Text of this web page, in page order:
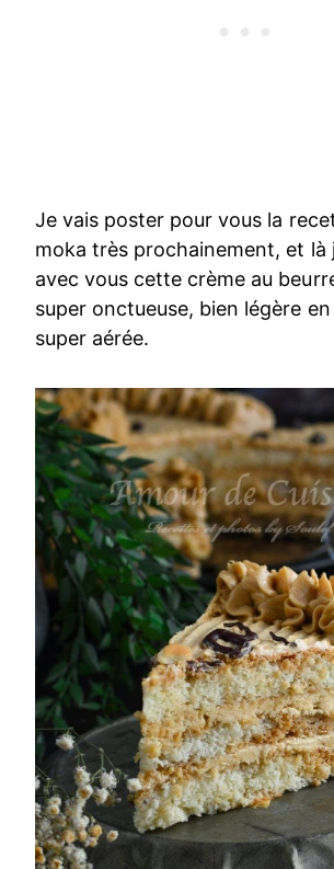
Je vais poster pour vous la
moka très prochainement, et là
avec vous cette crème au
super onctueuse, bien légère
super aérée.